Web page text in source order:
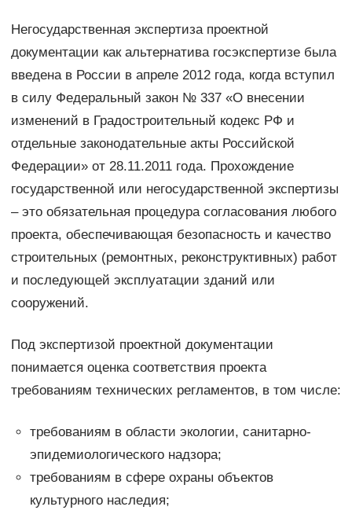
Негосударственная экспертиза проектной
документации как альтернатива госэкспертизе была
введена в России в апреле 2012 года, когда вступил
в силу Федеральный закон № 337 «О внесении
изменений в Градостроительный кодекс РФ и
отдельные законодательные акты Российской
Федерации» от 28.11.2011 года. Прохождение
государственной или негосударственной экспертизы
– это обязательная процедура согласования любого
проекта, обеспечивающая безопасность и качество
строительных (ремонтных, реконструктивных) работ
и последующей эксплуатации зданий или
сооружений.
Под экспертизой проектной документации
понимается оценка соответствия проекта
требованиям технических регламентов, в том числе:
требованиям в области экологии, санитарно-
эпидемиологического надзора;
требованиям в сфере охраны объектов
культурного наследия;